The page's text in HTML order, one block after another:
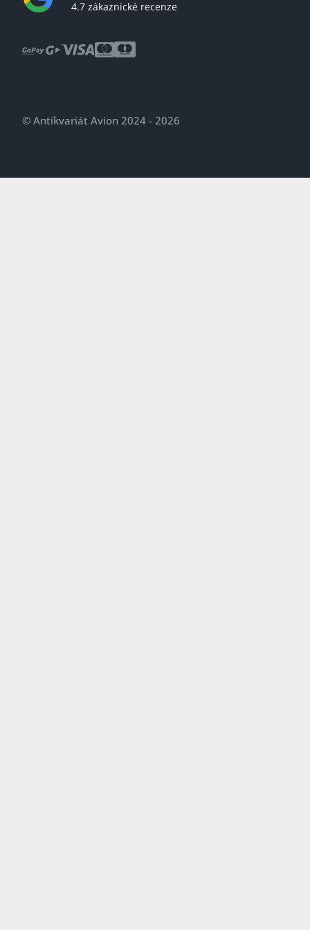
4.7 zákaznické recenze
© Antikvariát Avion 2024 - 2026